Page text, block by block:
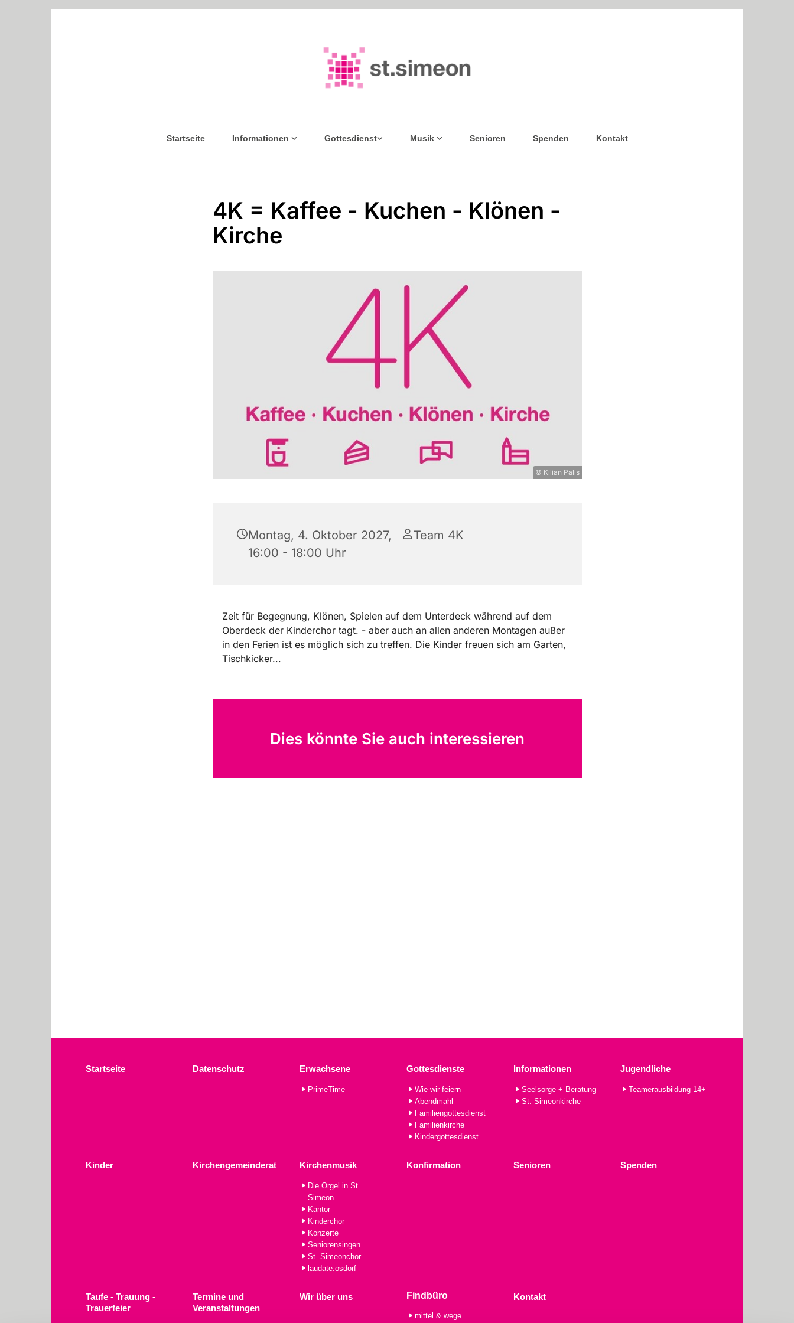
Startseite Informationen Gottesdienst Musik Senioren Spenden Kontakt
4K = Kaffee - Kuchen - Klönen -
Kirche
© Kilian Palis
Montag, 4. Oktober 2027,
16:00 - 18:00 Uhr
Team 4K
Zeit für Begegnung, Klönen, Spielen auf dem Unterdeck während auf dem
Oberdeck der Kinderchor tagt. - aber auch an allen anderen Montagen außer
in den Ferien ist es möglich sich zu treffen. Die Kinder freuen sich am Garten,
Tischkicker...
Dies könnte Sie auch interessieren
Startseite Datenschutz Erwachsene
PrimeTime
Gottesdienste
Wie wir feiern
Abendmahl
Familiengottesdienst
Familienkirche
Kindergottesdienst
Informationen
Seelsorge + Beratung
St. Simeonkirche
Jugendliche
Teamerausbildung 14+
Kinder Kirchengemeinderat Kirchenmusik
Die Orgel in St.
Simeon
Kantor
Kinderchor
Konzerte
Seniorensingen
St. Simeonchor
laudate.osdorf
Konfirmation Senioren Spenden
Taufe - Trauung -
Trauerfeier
Termine und
Veranstaltungen
Wir über uns Findbüro
mittel & wege
Kontakt